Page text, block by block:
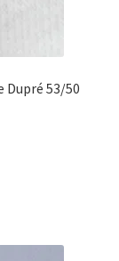
Dupré 53/50